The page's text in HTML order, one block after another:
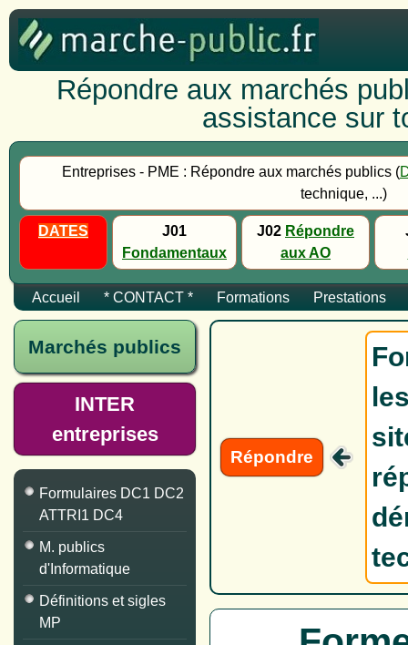
Répondre aux marchés
assistance sur
Entreprises - PME : Répondre aux marchés publics (
technique, ...)
DATES
J01
Fondamentaux
J02 Répondre
aux AO
Accueil * CONTACT * Formations Prestations
Marchés publics
INTER
entreprises
Formulaires DC1 DC2
ATTRI1 DC4
M. publics
d'Informatique
Définitions et sigles
MP
Répondre